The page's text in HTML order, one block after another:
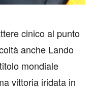
cinico al punto
anche Lando
mondiale
vittoria iridata in